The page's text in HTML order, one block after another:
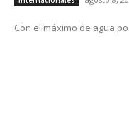
Con el máximo de agua